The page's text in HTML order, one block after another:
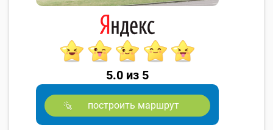
5.0 из 5
построить маршрут